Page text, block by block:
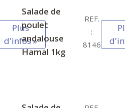
Plus
d'infos »
Salade de
poulet
andalouse
Hamal 1kg
REF.
:
8146